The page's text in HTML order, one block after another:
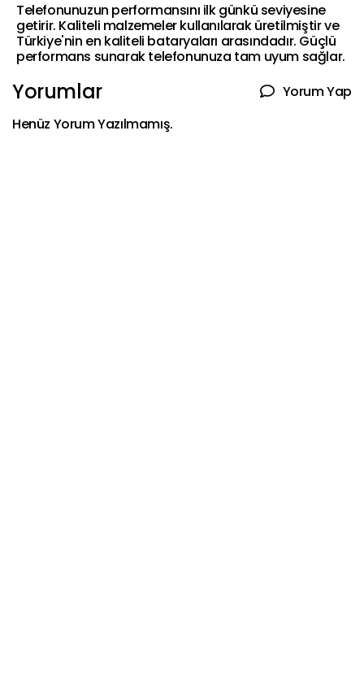
Telefonunuzun performansını ilk günkü seviyesine
getirir. Kaliteli malzemeler kullanılarak üretilmiştir ve
Türkiye'nin en kaliteli bataryaları arasındadır. Güçlü
performans sunarak telefonunuza tam uyum sağlar.
Yorumlar
Yorum Yap
Henüz Yorum Yazılmamış.